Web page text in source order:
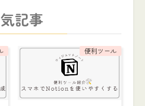
記事
便利ツール